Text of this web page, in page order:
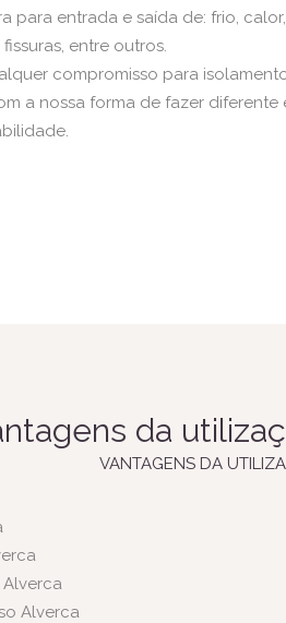
para entrada e saída de: frio, calor,
entre outros.
compromisso para
a nossa forma de fazer diferente
da
VANTAGENS DA
Alverca